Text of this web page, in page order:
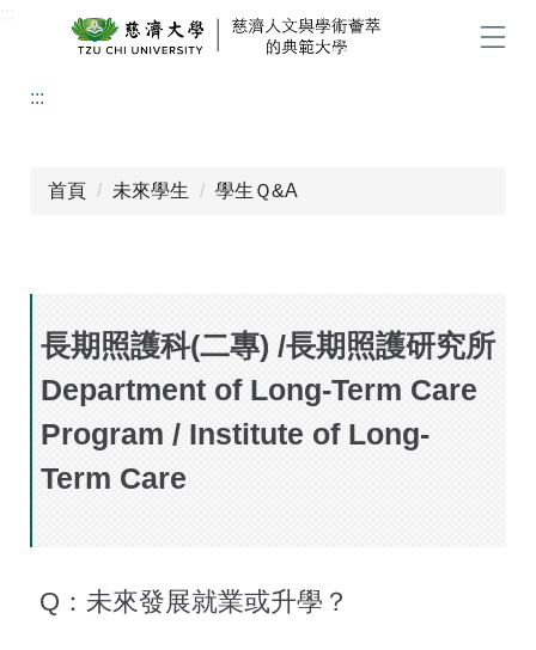
:::
首頁 未來學生 學生Ｑ&A
長期照護科(二專) /長期照護研究所
Department of Long-Term Care
Program / Institute of Long-
Term Care
Q：未來發展就業或升學？